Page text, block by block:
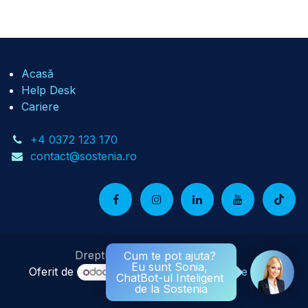
Acasă
Help Desk
Cariere
+4 0372 123 170
contact@sostenia.ro
Drepturi de autor © Sostenia
Oferit de
- Numărul 1eCommerce Open
Source